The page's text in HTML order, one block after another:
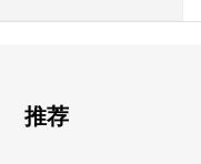
推荐